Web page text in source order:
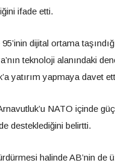
ifade etti.
dijital ortama
teknoloji alanındaki
yatırım yapmaya davet
NATO içinde
desteklediğini belirtti.
halinde AB’nin de